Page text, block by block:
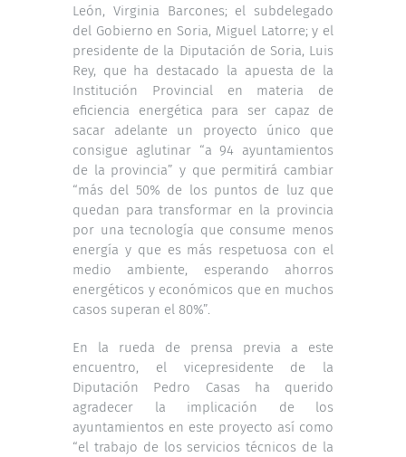
León, Virginia Barcones; el subdelegado
del Gobierno en Soria, Miguel Latorre; y el
presidente de la Diputación de Soria, Luis
Rey, que ha destacado la apuesta de la
Institución Provincial en materia de
eficiencia energética para ser capaz de
sacar adelante un proyecto único que
consigue aglutinar “a 94 ayuntamientos
de la provincia” y que permitirá cambiar
“más del 50% de los puntos de luz que
quedan para transformar en la provincia
por una tecnología que consume menos
energía y que es más respetuosa con el
medio ambiente, esperando ahorros
energéticos y económicos que en muchos
casos superan el 80%”.
En la rueda de prensa previa a este
encuentro, el vicepresidente de la
Diputación Pedro Casas ha querido
agradecer la implicación de los
ayuntamientos en este proyecto así como
“el trabajo de los servicios técnicos de la